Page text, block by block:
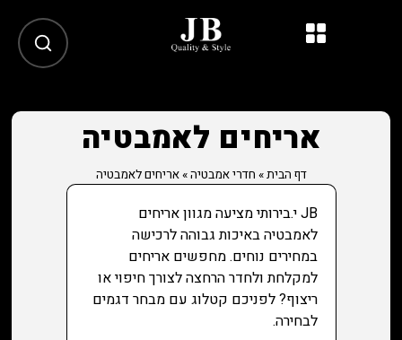
אריחים לאמבטיה
דף הבית» חדרי אמבטיה»אריחים לאמבטיה
JB י.בירותי מציעה מגוון אריחים
לאמבטיה באיכות גבוהה לרכישה
במחירים נוחים. מחפשים אריחים
למקלחת ולחדר הרחצה לצורך חיפוי או
ריצוף? לפניכם קטלוג עם מבחר דגמים
לבחירה.